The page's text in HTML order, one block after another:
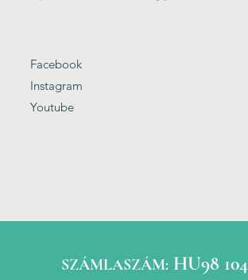
Facebook
Instagram
Youtube
SZÁMLASZÁM:HU98